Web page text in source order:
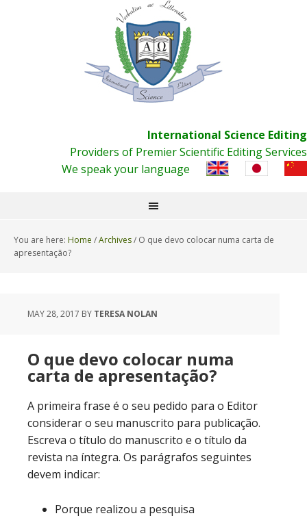
International Science Editing
Providers of Premier Scientific Editing Services
We speak your language
You are here: Home /Archives/ O que devo colocar numa carta de
apresentação?
MAY 28, 2017 BY TERESA NOLAN
O que devo colocar numa
carta de apresentação?
A primeira frase é o seu pedido para o Editor
considerar o seu manuscrito para publicação.
Escreva o título do manuscrito e o título da
revista na íntegra. Os parágrafos seguintes
devem indicar:
Porque realizou a pesquisa